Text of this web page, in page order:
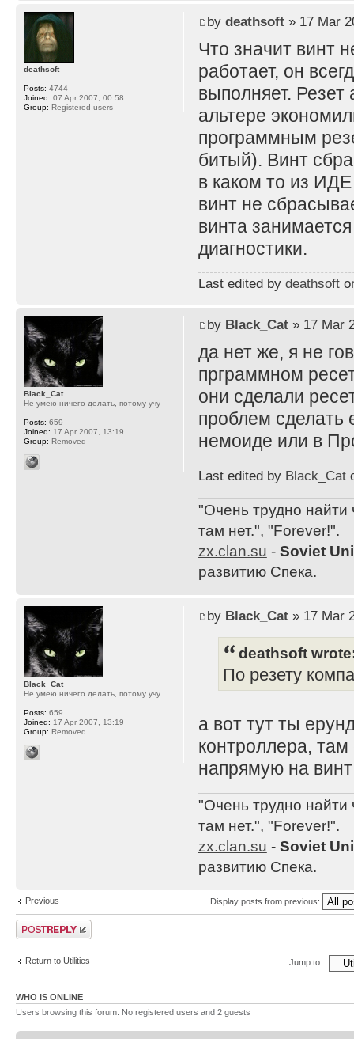
by deathsoft» 17 Mar
Что значит винт
работает, он
выполняет.
альтере
программным
битый). Винт
в каком то из
винт не
винта
диагностики.
Last edited by deathsoft
deathsoft
Posts: 4744
Joined: 07 Apr 2007, 00:58
Group: Registered users
by Black_Cat» 17 Mar
да нет же, я не
прграммном
они сделали
проблем сделать
немоиде или в
Last edited by Black_Cat
"Очень трудно найти
там нет.", "Forever!".
zx.clan.su - Soviet
развитию Спека.
Black_Cat
Не умею ничего делать, потому учу
Posts: 659
Joined: 17 Apr 2007, 13:19
Group: Removed
by Black_Cat» 17 Mar
deathsoft
По резету
а вот тут ты
контроллера,
напрямую на винт
"Очень трудно найти
там нет.", "Forever!".
zx.clan.su - Soviet
развитию Спека.
Black_Cat
Не умею ничего делать, потому учу
Posts: 659
Joined: 17 Apr 2007, 13:19
Group: Removed
Previous Display posts from previous:
Post a reply
Return to Utilities Jump to:
WHO IS ONLINE
Users browsing this forum: No registered users and 2 guests